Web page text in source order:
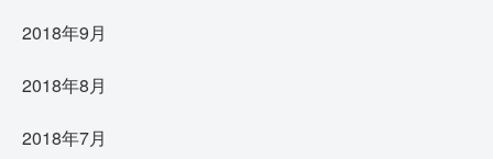
2018年9月
2018年8月
2018年7月